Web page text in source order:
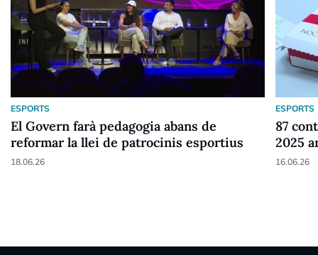
ESPORTS
El Govern farà pedagogia abans de
reformar la llei de patrocinis esportius
18.06.26
ESPORTS
87
2025
16.06.26